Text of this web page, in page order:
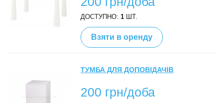
ДОСТУПНО:1 ШТ.
Взяти в оренду
ТУМБА ДЛЯ ДОПОВІДАЧІВ
200 грн/доба